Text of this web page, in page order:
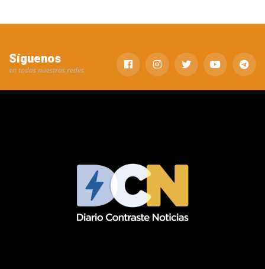
Síguenos
en todas nuestras redes